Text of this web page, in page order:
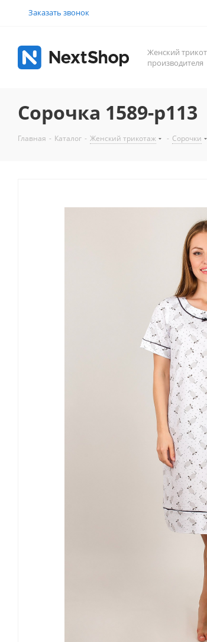
Заказать звонок
Женский
производителя
Сорочка 1589-р113
Главная - Каталог - Женский трикотаж - Сорочки